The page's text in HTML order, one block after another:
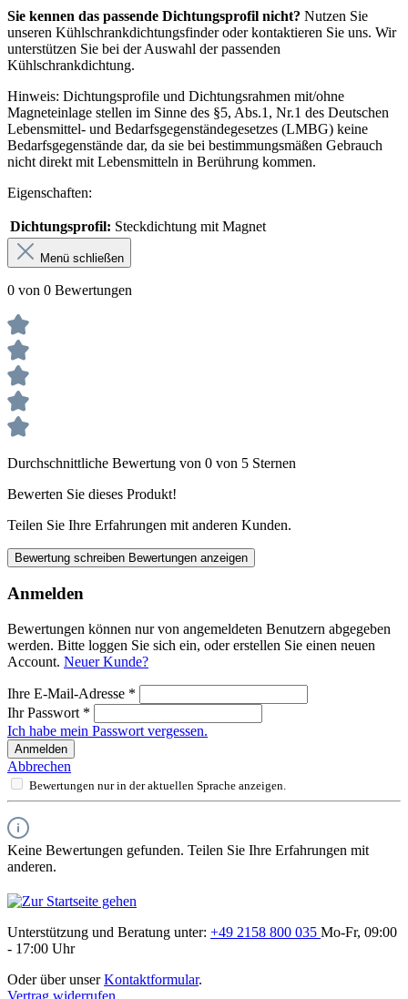
Sie kennen das passende Dichtungsprofil nicht? Nutzen Sie
unseren Kühlschrankdichtungsfinder oder kontaktieren Sie uns. Wir
unterstützen Sie bei der Auswahl der passenden
Kühlschrankdichtung.
Hinweis: Dichtungsprofile und Dichtungsrahmen mit/ohne
Magneteinlage stellen im Sinne des §5, Abs.1, Nr.1 des Deutschen
Lebensmittel- und Bedarfsgegenständegesetzes (LMBG) keine
Bedarfsgegenstände dar, da sie bei bestimmungsmäßen Gebrauch
nicht direkt mit Lebensmitteln in Berührung kommen.
Eigenschaften:
Dichtungsprofil: Steckdichtung mit Magnet
Menü schließen
0 von 0 Bewertungen
Durchschnittliche Bewertung von 0 von 5 Sternen
Bewerten Sie dieses Produkt!
Teilen Sie Ihre Erfahrungen mit anderen Kunden.
Bewertung schreiben Bewertungen anzeigen
Anmelden
Bewertungen können nur von angemeldeten Benutzern abgegeben
werden. Bitte loggen Sie sich ein, oder erstellen Sie einen neuen
Account. Neuer Kunde?
Ihre E-Mail-Adresse *
Ihr Passwort *
Ich habe mein Passwort vergessen.
Anmelden
Abbrechen
Bewertungen nur in der aktuellen Sprache anzeigen.
Keine Bewertungen gefunden. Teilen Sie Ihre Erfahrungen mit
anderen.
Unterstützung und Beratung unter: +49 2158 800 035 Mo-Fr, 09:00
- 17:00 Uhr
Oder über unserKontaktformular.
Vertrag widerrufen